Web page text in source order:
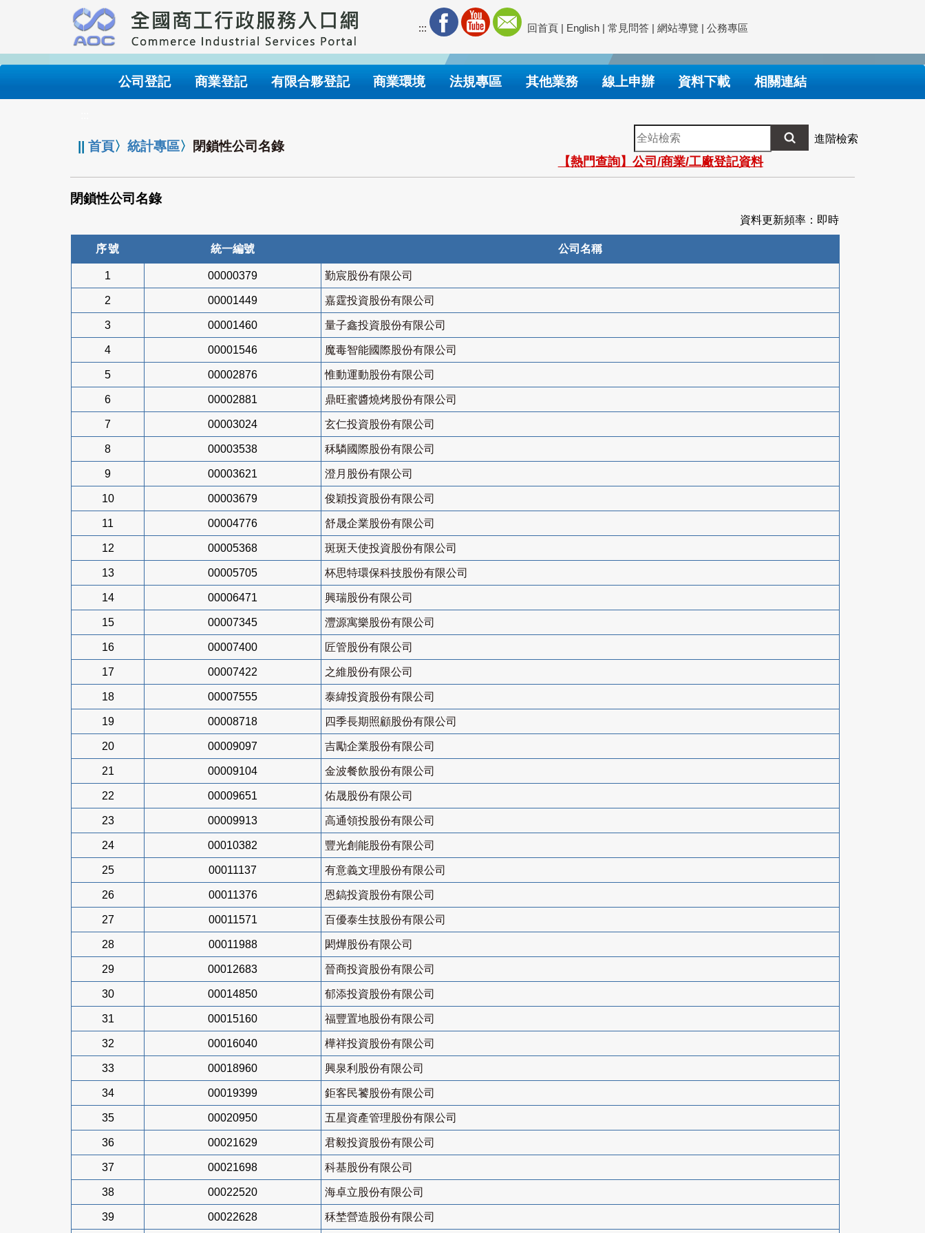
要
內
::: 回首頁 | English | 常見問答 | 網站導覽 | 公務專區
公司登記 商業登記 有限合夥登記 商業環境 法規專區 其他業務 線上申辦 資料下載 相關連結
||首頁〉統計專區〉 閉鎖性公司名錄
全
站
檢
索
進階檢索
【熱門查詢】公司/商業/工廠登記資料
閉鎖性公司名錄
資料更新頻率：即時
序號 統一編號 公司名稱
1 00000379 勤宸股份有限公司
2 00001449 嘉霆投資股份有限公司
3 00001460 量子鑫投資股份有限公司
4 00001546 魔毒智能國際股份有限公司
5 00002876 惟動運動股份有限公司
6 00002881 鼎旺蜜醬燒烤股份有限公司
7 00003024 玄仁投資股份有限公司
8 00003538 秝驎國際股份有限公司
9 00003621 澄月股份有限公司
10 00003679 俊穎投資股份有限公司
11 00004776 舒晟企業股份有限公司
12 00005368 斑斑天使投資股份有限公司
13 00005705 杯思特環保科技股份有限公司
14 00006471 興瑞股份有限公司
15 00007345 灃源寓樂股份有限公司
16 00007400 匠管股份有限公司
17 00007422 之維股份有限公司
18 00007555 泰緯投資股份有限公司
19 00008718 四季長期照顧股份有限公司
20 00009097 吉勵企業股份有限公司
21 00009104 金波餐飲股份有限公司
22 00009651 佑晟股份有限公司
23 00009913 高通領投股份有限公司
24 00010382 豐光創能股份有限公司
25 00011137 有意義文理股份有限公司
26 00011376 恩鎬投資股份有限公司
27 00011571 百優泰生技股份有限公司
28 00011988 閎燁股份有限公司
29 00012683 晉商投資股份有限公司
30 00014850 郁添投資股份有限公司
31 00015160 福豐置地股份有限公司
32 00016040 樺祥投資股份有限公司
33 00018960 興泉利股份有限公司
34 00019399 鉅客民饕股份有限公司
35 00020950 五星資產管理股份有限公司
36 00021629 君毅投資股份有限公司
37 00021698 科基股份有限公司
38 00022520 海卓立股份有限公司
39 00022628 秝埜營造股份有限公司